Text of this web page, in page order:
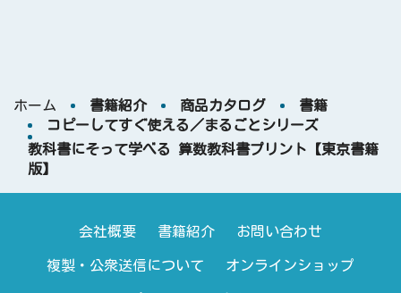
ホーム 書籍紹介 商品カタログ
書籍
コピーしてすぐ使える／まるごとシリーズ
教科書にそって学べる 算数教科書プリント【東京書籍
版】
会社概要 書籍紹介 お問い合わせ
複製・公衆送信について オンラインショップ